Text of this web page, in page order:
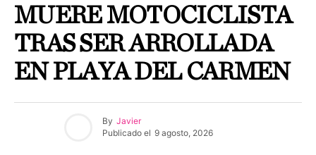
MUERE MOTOCICLISTA
TRAS SER ARROLLADA
EN PLAYA DEL CARMEN
By Javier
Publicado el 9 agosto, 2026